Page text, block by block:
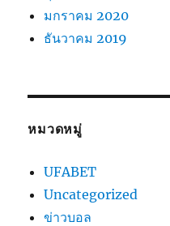
มกราคม 2020
ธันวาคม 2019
หมวดหมู่
UFABET
Uncategorized
ข่าวบอล